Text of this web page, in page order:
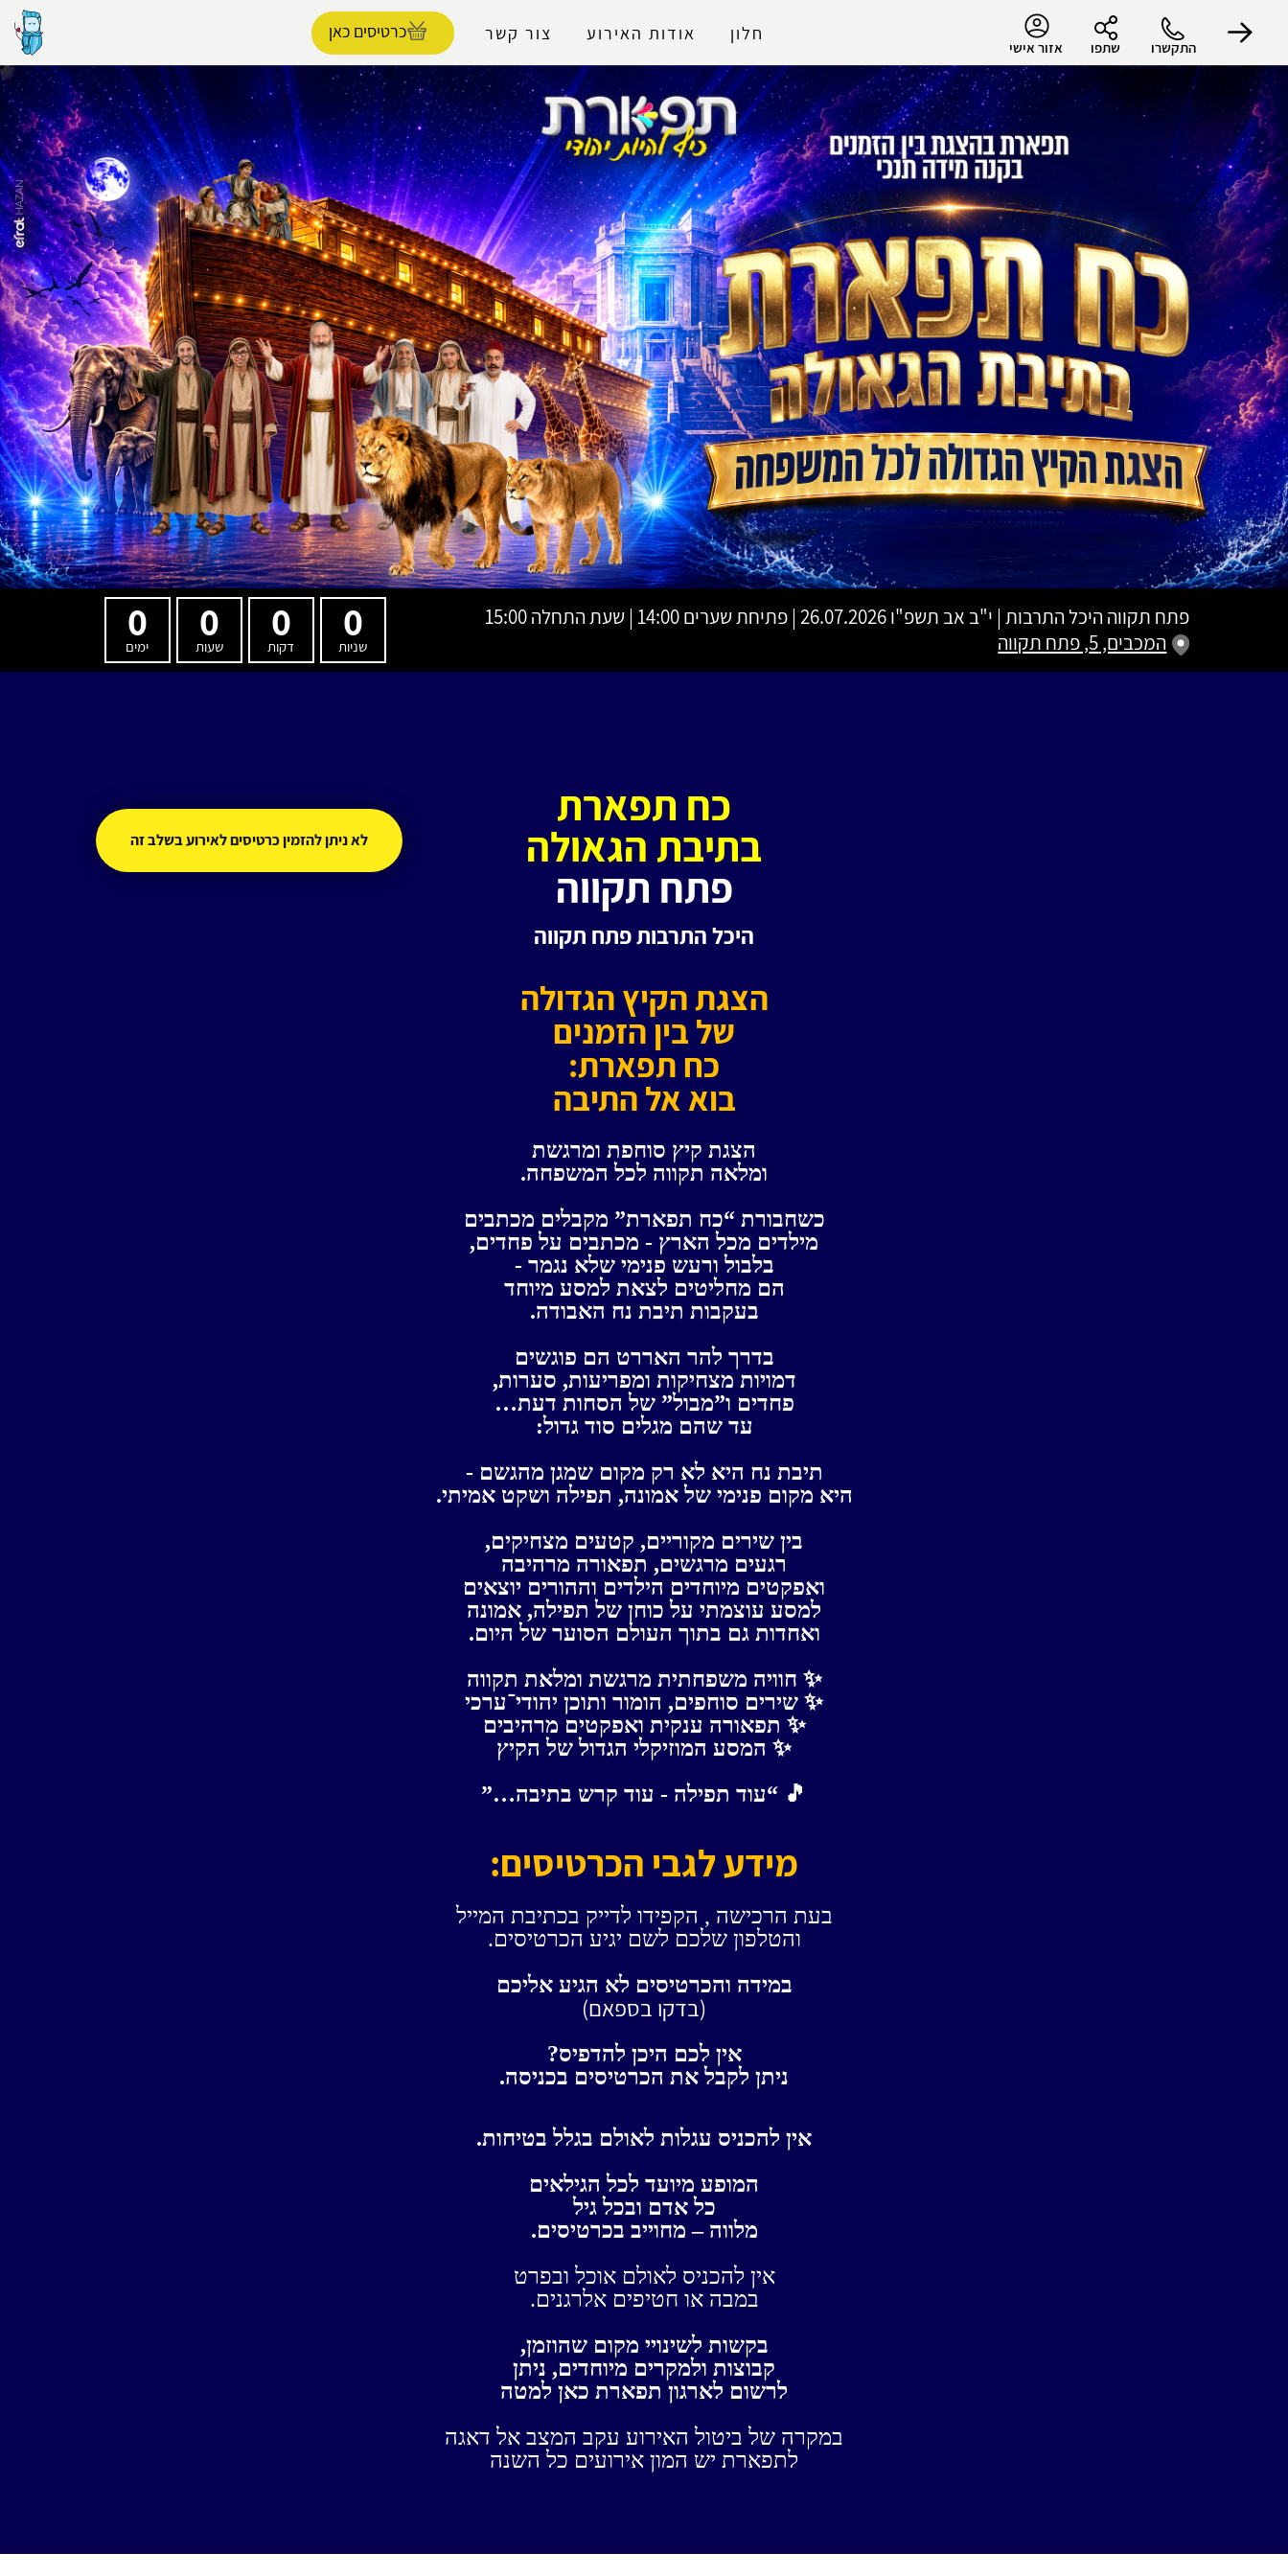
התקשרו שתפו אזור אישי
חלון אודות האירוע צור קשר כרטיסים כאן
הפרופיל שלי
התנתק
פתח תקווה היכל התרבות| י"ב אב תשפ"ו26.07.2026 | פתיחת שערים 14:00 | שעת התחלה 15:00
המכבים, 5, פתח תקווה
0
שניות
0
דקות
0
שעות
0
ימים
כח תפארת
בתיבת הגאולה
פתח תקווה
היכל התרבותפתח תקווה
הצגת הקיץ הגדולה
של בין הזמנים
כח תפארת:
בוא אל התיבה
הצגת קיץ סוחפת ומרגשת
ומלאה תקווה לכל המשפחה.
כשחבורת “כח תפארת” מקבלים מכתבים
מילדים מכל הארץ - מכתבים על פחדים,
בלבול ורעש פנימי שלא נגמר -
הם מחליטים לצאת למסע מיוחד
בעקבות תיבת נח האבודה.
בדרך להר האררט הם פוגשים
דמויות מצחיקות ומפריעות, סערות,
פחדים ו”מבול” של הסחות דעת…
עד שהם מגלים סוד גדול:
תיבת נח היא לא רק מקום שמגן מהגשם -
היא מקום פנימי של אמונה, תפילה ושקט אמיתי.
בין שירים מקוריים, קטעים מצחיקים,
רגעים מרגשים, תפאורה מרהיבה
ואפקטים מיוחדים הילדים וההורים יוצאים
למסע עוצמתי על כוחן של תפילה, אמונה
ואחדות גם בתוך העולם הסוער של היום.
✨ חוויה משפחתית מרגשת ומלאת תקווה
✨ שירים סוחפים, הומור ותוכן יהודי־ערכי
✨ תפאורה ענקית ואפקטים מרהיבים
✨ המסע המוזיקלי הגדול של הקיץ
🎵 “עוד תפילה - עוד קרש בתיבה…”
מידע לגבי הכרטיסים:
בעת הרכישה , הקפידו לדייק בכתיבת המייל
והטלפון שלכם לשם יגיע הכרטיסים.
במידה והכרטיסים לא הגיע אליכם
(בדקו בספאם)
אין לכם היכן להדפיס?
ניתן לקבל את הכרטיסים בכניסה.
אין להכניס עגלות לאולם בגלל בטיחות.
המופע מיועד לכל הגילאים
כל אדם ובכל גיל
מלווה – מחוייב בכרטיסים.
אין להכניס לאולם אוכל ובפרט
במבה או חטיפים אלרגנים.
בקשות לשינויי מקום שהוזמן,
קבוצות ולמקרים מיוחדים, ניתן
לרשום לארגון תפארת כאן למטה
במקרה של ביטול האירוע עקב המצב אל דאגה
לתפארת יש המון אירועים כל השנה
לא ניתן להזמין כרטיסים לאירוע בשלב זה